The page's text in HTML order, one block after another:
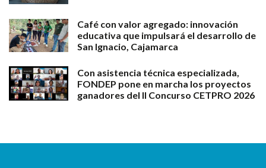
Café con valor agregado: innovación
educativa que impulsará el desarrollo de
San Ignacio, Cajamarca
Con asistencia técnica especializada,
FONDEP pone en marcha los proyectos
ganadores del II Concurso CETPRO 2026